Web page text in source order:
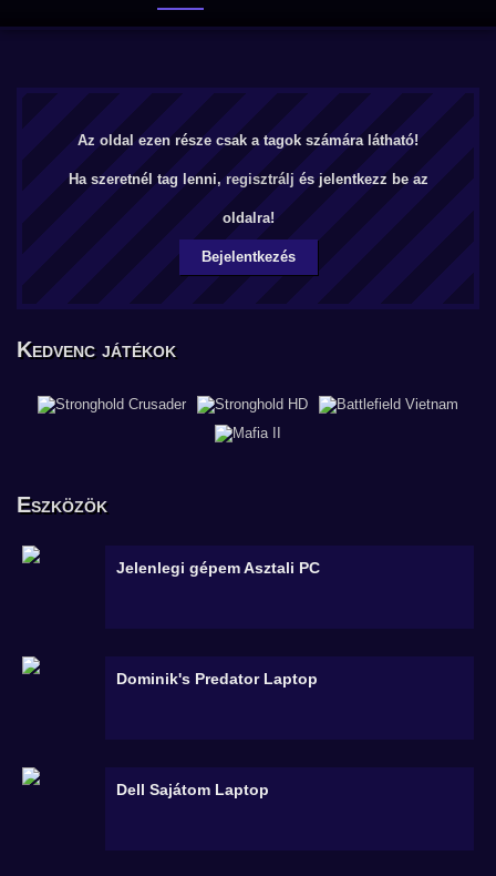
Az oldal ezen része csak a tagok számára látható!
Ha szeretnél tag lenni, regisztrálj és jelentkezz be az
oldalra!
Bejelentkezés
Kedvenc játékok
Eszközök
Jelenlegi gépemAsztali PC
Dominik's Predator Laptop
Dell Sajátom Laptop